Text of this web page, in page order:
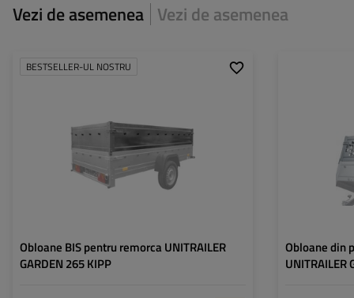
Vezi de asemenea Vezi de asemenea
BESTSELLER-UL NOSTRU
Obloane BIS pentru remorca UNITRAILER
GARDEN 265 KIPP
Obloane din
UNITRAILER